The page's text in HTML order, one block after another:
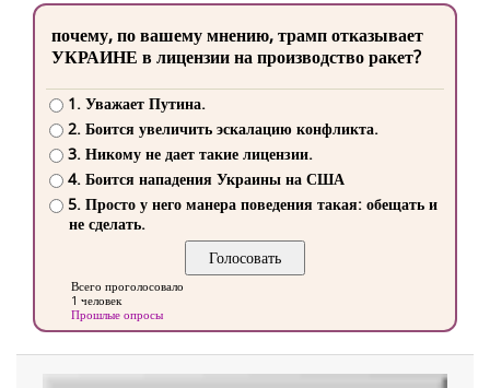
почему, по вашему мнению, трамп отказывает
УКРАИНЕ в лицензии на производство ракет?
1. Уважает Путина.
2. Боится увеличить эскалацию конфликта.
3. Никому не дает такие лицензии.
4. Боится нападения Украины на США
5. Просто у него манера поведения такая: обещать и
не сделать.
Всего проголосовало
1 человек
Прошлые опросы